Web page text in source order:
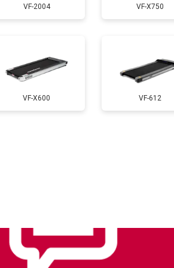
1000 ₽ Заказать
VF-2004 VF-X750
VF-X600 VF-612